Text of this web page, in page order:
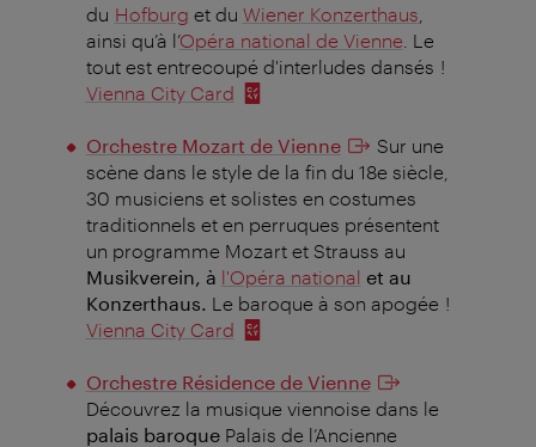
du Hofburg et du Wiener Konzerthaus
ainsi qu’à l’Opéra national de Vienne . Le
tout est entrecoupé d'interludes dansés !
Vienna City Card
Orchestre Mozart de Vienne
Sur une
scène dans le style de la fin du 18e siècle,
30 musiciens et solistes en costumes
traditionnels et en perruques présentent
un programme Mozart et Strauss au
Musikverein, à l'Opéra national et au
Konzerthaus. Le baroque à son apogée !
Vienna City Card
Orchestre Résidence de Vienne
Découvrez la musique viennoise dans le
palais baroquePalais de l’Ancienne